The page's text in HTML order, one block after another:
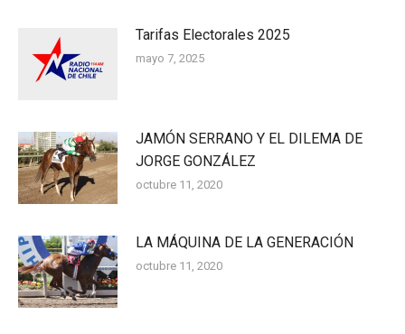
Tarifas Electorales 2025
mayo 7, 2025
JAMÓN SERRANO Y EL DILEMA DE
JORGE GONZÁLEZ
octubre 11, 2020
LA MÁQUINA DE LA GENERACIÓN
octubre 11, 2020